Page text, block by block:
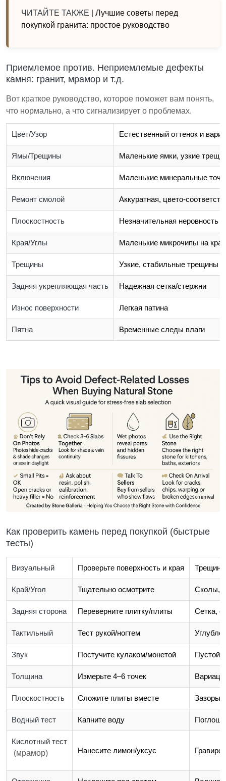
ЧИТАЙТЕ ТАКЖЕ |Лучшие советы перед
покупкой гранита: простое руководство
Приемлемое против. Неприемлемые дефекты
камня: гранит, мрамор и т.д.
Вот краткое руководство, которое поможет вам понять,
что нормально, а что сигнализирует о проблемах.
Цвет/Узор Естественный оттенок и
Ямы/Трещины Маленькие ямки, узкие
Включения Маленькие минеральные
Ремонт смолой Аккуратная, цвето-
Плоскостность Незначительная неровность
Края/Углы Маленькие микрочипы на
Трещины Узкие, стабильные трещины
Задняя укрепляющая часть Надежная сетка/стержни
Износ поверхности Легкая патина
Пятна Временные следы влаги
Как проверить камень перед покупкой (быстрые
тесты)
Визуальный Проверьте поверхность и края
Край/Угол Тщательно осмотрите Сколы,
Задняя сторона Переверните плитку/плиты Сетка,
Тактильный Тест рукой/ногтем
Звук Постучите кулаком/монетой Пустой
Толщина Измерьте 4–6 точек
Плоскостность Сложите плиты вместе Зазоры/
Водный тест Капните воду
Кислотный тест
(мрамор)
Нанесите лимон/уксус